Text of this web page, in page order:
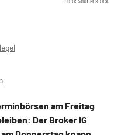
am Freitag
Der Broker IG